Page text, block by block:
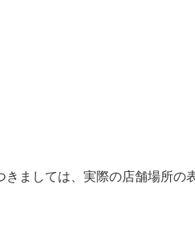
ましては、実際の店舗場所の